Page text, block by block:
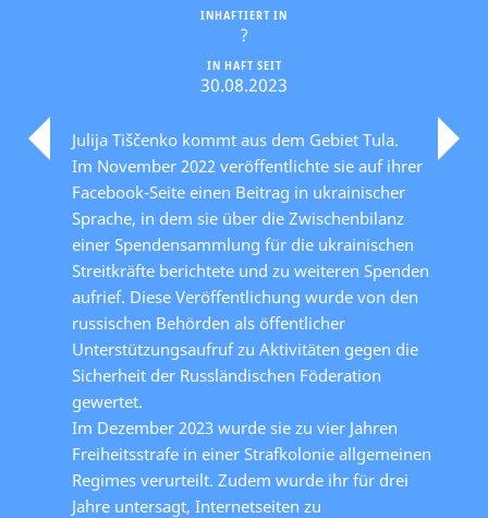
IN HAFT SEIT
30.08.2023
INHAFTIERT IN
?
Julija Tiščenko kommt aus dem Gebiet Tula.
Im November 2022 veröffentlichte sie auf ihrer
Facebook-Seite einen Beitrag in ukrainischer
Sprache, in dem sie über die Zwischenbilanz
einer Spendensammlung für die ukrainischen
Streitkräfte berichtete und zu weiteren Spenden
aufrief. Diese Veröffentlichung wurde von den
russischen Behörden als öffentlicher
Unterstützungsaufruf zu Aktivitäten gegen die
Sicherheit der Russländischen Föderation
gewertet.
Im Dezember 2023 wurde sie zu vier Jahren
Freiheitsstrafe in einer Strafkolonie allgemeinen
Regimes verurteilt. Zudem wurde ihr für drei
Jahre untersagt, Internetseiten zu